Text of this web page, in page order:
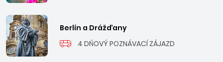
miestnu kuchyňu, ktorá je výbornou kombináciou talianskej,
stredomorskej a balkánskej kuchyne so skvelou šunkou
pršut, morskými plodmi, paški syrom a v neposlednom rade
výbornými vínami alebo tvrdou pálenkou rakijou.
Berlín a Drážďany
4 DŇOVÝ POZNÁVACÍ ZÁJAZD